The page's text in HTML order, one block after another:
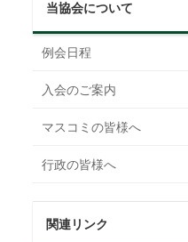
当協会について
例会日程
入会のご案内
マスコミの皆様へ
行政の皆様へ
関連リンク